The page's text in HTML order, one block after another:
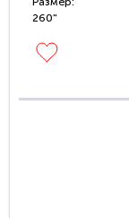
260"